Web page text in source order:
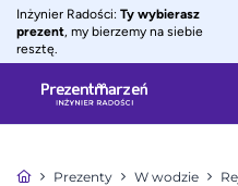
Inżynier Radości: Ty wybierasz
prezent, my bierzemy na siebie
resztę.
Prezenty W wodzie